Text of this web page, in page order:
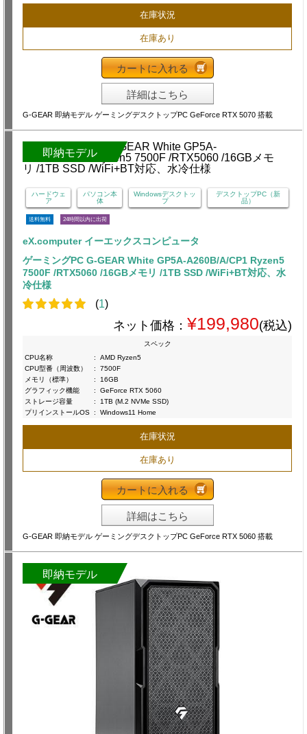
在庫状況
在庫あり
カートに入れる
詳細はこちら
G-GEAR 即納モデル ゲーミングデスクトップPC GeForce RTX 5070 搭載
即納モデル
ハードウェ
ア
パソコン本
体
Windowsデスクトッ
プ
デスクトップPC（新
品）
送料無料 24時間以内に出荷
eX.computer イーエックスコンピュータ
ゲーミングPC G-GEAR White GP5A-A260B/A/CP1 Ryzen5
7500F /RTX5060 /16GBメモリ /1TB SSD /WiFi+BT対応、水
冷仕様
(1)
ネット価格： ¥199,980(税込)
スペック
CPU名称
:
AMD Ryzen5
CPU型番（周波数）
:
7500F
メモリ（標準）
:
16GB
グラフィック機能
:
GeForce RTX 5060
ストレージ容量
:
1TB (M.2 NVMe SSD)
プリインストールOS : Windows11 Home
在庫状況
在庫あり
カートに入れる
詳細はこちら
G-GEAR 即納モデル ゲーミングデスクトップPC GeForce RTX 5060 搭載
即納モデル